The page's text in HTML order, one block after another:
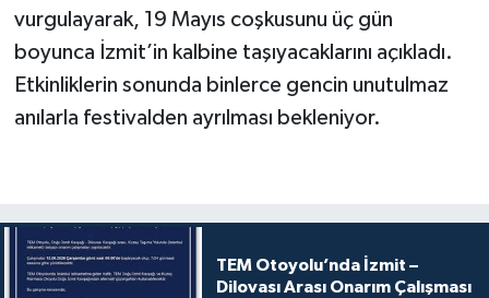
vurgulayarak, 19 Mayıs coşkusunu üç gün
boyunca İzmit’in kalbine taşıyacaklarını açıkladı.
Etkinliklerin sonunda binlerce gencin unutulmaz
anılarla festivalden ayrılması bekleniyor.
TEM Otoyolu’nda İzmit –
Dilovası Arası Onarım Çalışması